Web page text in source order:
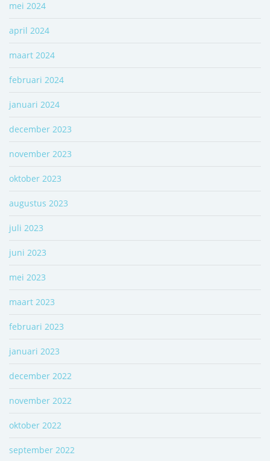
mei 2024
april 2024
maart 2024
februari 2024
januari 2024
december 2023
november 2023
oktober 2023
augustus 2023
juli 2023
juni 2023
mei 2023
maart 2023
februari 2023
januari 2023
december 2022
november 2022
oktober 2022
september 2022